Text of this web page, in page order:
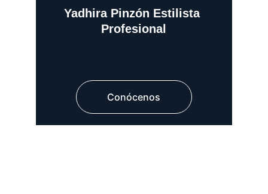
Yadhira Pinzón Estilista
Profesional
Conócenos